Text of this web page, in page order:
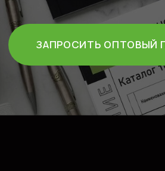
СМОТРЕТЬ ВСЕ УСЛУГИ